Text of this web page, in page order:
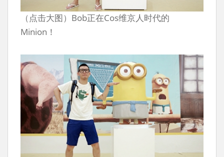
（点击大图）Bob正在Cos维京人时代的
Minion！